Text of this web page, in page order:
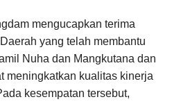
mengucapkan terima
yang telah membantu
Nuha dan Mangkutana dan
meningkatkan kualitas kinerja
kesempatan tersebut,